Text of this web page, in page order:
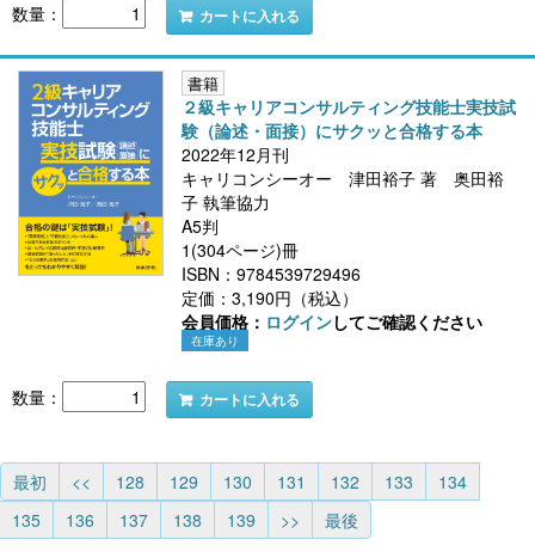
数量： カートに入れる
書籍
２級キャリアコンサルティング技能士実技試
験（論述・面接）にサクッと合格する本
2022年12月刊
キャリコンシーオー 津田裕子 著 奥田裕
子 執筆協力
A5判
1(304ページ)冊
ISBN：9784539729496
定価：3,190円（税込）
会員価格： ログインしてご確認ください
在庫あり
数量： カートに入れる
最初 << 128 129 130 131 132 133
134
135
136 137 138 139 >> 最後